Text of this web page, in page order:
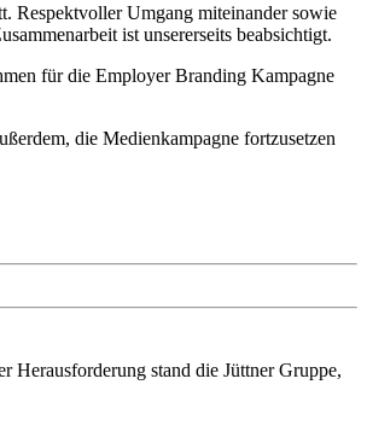
Respektvoller Umgang miteinander sowie
ist unsererseits beabsichtigt.
für die Employer Branding Kampagne
die Medienkampagne fortzusetzen
Herausforderung stand die Jüttner Gruppe,